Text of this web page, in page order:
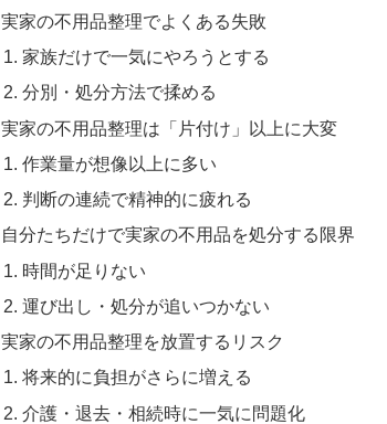
実家の不用品整理でよくある失敗
家族だけで一気にやろうとする
分別・処分方法で揉める
実家の不用品整理は「片付け」以上に大変
作業量が想像以上に多い
判断の連続で精神的に疲れる
自分たちだけで実家の不用品を処分する限界
時間が足りない
運び出し・処分が追いつかない
実家の不用品整理を放置するリスク
将来的に負担がさらに増える
介護・退去・相続時に一気に問題化